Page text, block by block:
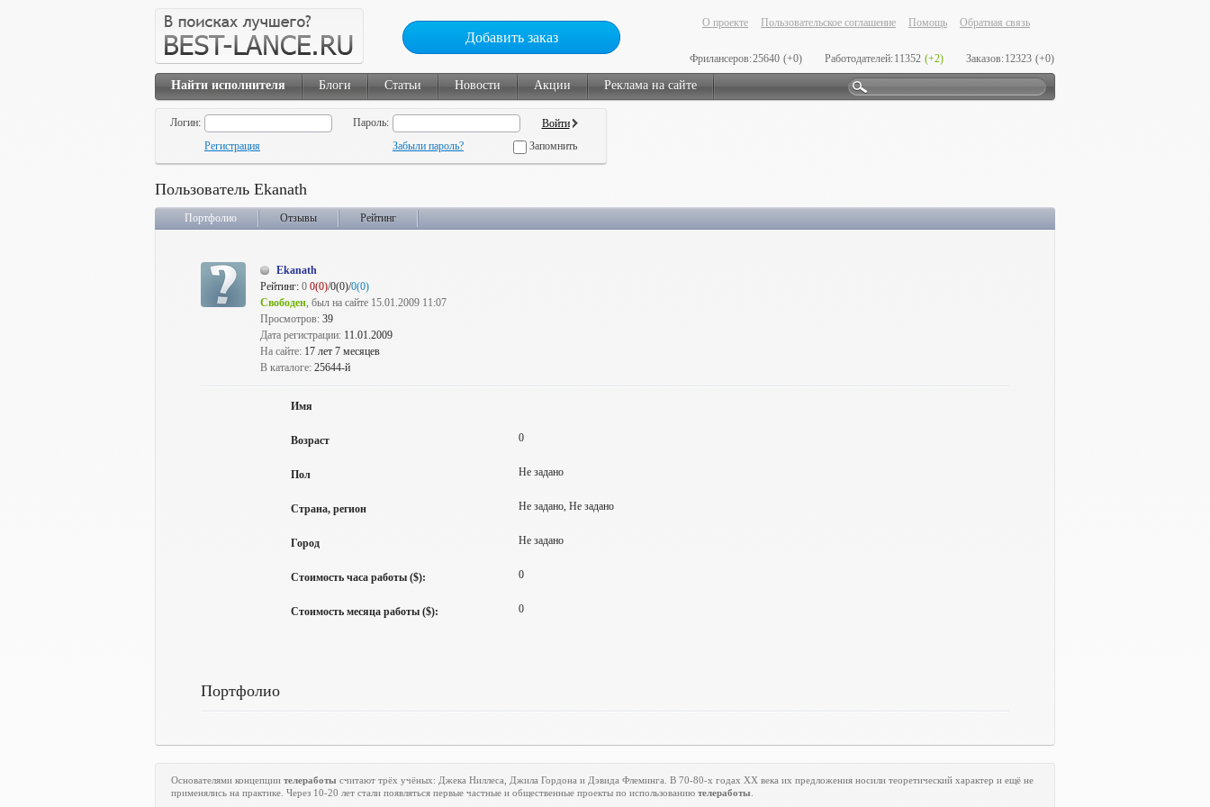
Добавить заказ
О проекте Пользовательское соглашение Помощь Обратная связь
Фрилансеров:25640 (+0) Работодателей:11352 (+2) Заказов:12323 (+0)
Найти исполнителя Блоги Статьи Новости Акции Реклама на сайте
Логин:
Пароль:
Регистрация
Забыли пароль? Запомнить
Пользователь Ekanath
Портфолио Отзывы Рейтинг
Ekanath
Рейтинг: 0 0(0)/0(0)/0(0)
Свободен, был на сайте 15.01.2009 11:07
Просмотров: 39
Дата регистрации: 11.01.2009
На сайте: 17 лет 7 месяцев
В каталоге: 25644-й
Имя
Возраст 0
Пол Не задано
Страна, регион Не задано, Не задано
Город Не задано
Стоимость часа работы ($): 0
Стоимость месяца работы ($): 0
Портфолио
Основателями концепции телеработы считают трёх учёных: Джека Ниллеса, Джила Гордона и Дэвида Флеминга. В 70-80-х годах XX века их предложения носили теоретический характер и ещё не
применялись на практике. Через 10-20 лет стали появляться первые частные и общественные проекты по использованию телеработы